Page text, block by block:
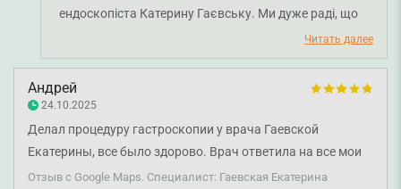
ендоскопіста Катерину Гаєвську. Ми дуже раді, що
процедура пройшла для вас комфортно, а
результати були зрозумілими та інформативними.
Ваш спокій і комфорт під час обстеження — це наша
головна мета. Бажаємо вам міцного здоров'я!
Читать далее
Андрей
24.10.2025
Делал процедуру гастроскопии у врача Гаевской
Екатерины, все было здорово. Врач ответила на все мои
вопросы, остался доволен.
Отзыв с Google Maps. Специалист: Гаевская Екатерина